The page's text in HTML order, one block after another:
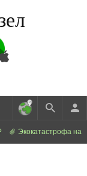
Экокатастрофа на